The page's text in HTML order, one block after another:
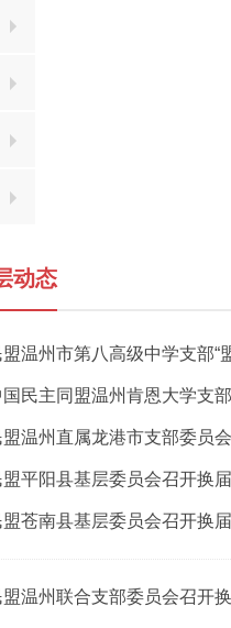
动态
盟温州市第八高级中学支部“
国民主同盟温州肯恩大学支
盟温州直属龙港市支部委员
盟平阳县基层委员会召开换
盟苍南县基层委员会召开换
盟温州联合支部委员会召开